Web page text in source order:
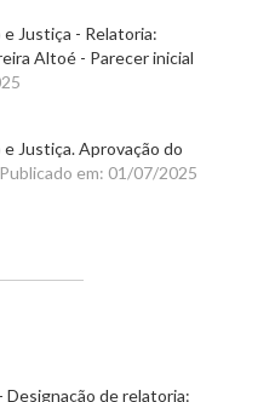
Justiça - Relatoria:
Altoé - Parecer inicial
Justiça. Aprovação do
Publicado em: 01/07/2025
Designação de relatoria: